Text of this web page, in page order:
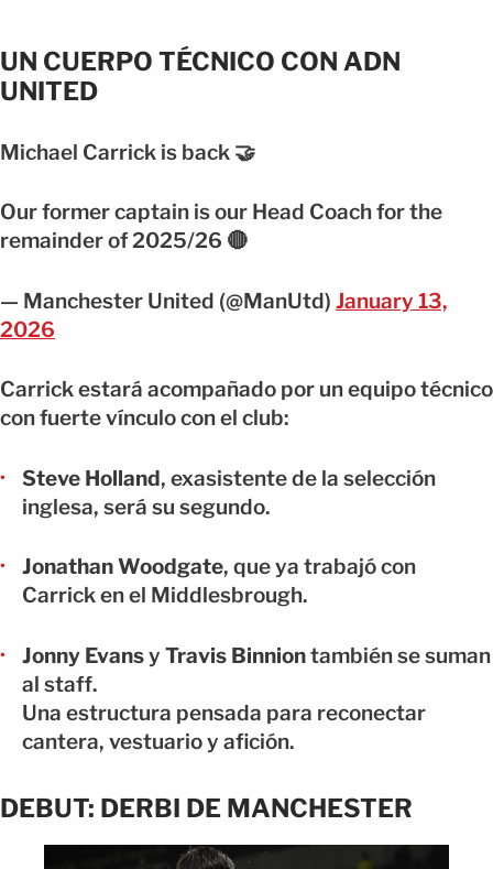
UN CUERPO TÉCNICO CON ADN
UNITED
Michael Carrick is back 🤝
Our former captain is our Head Coach for the
remainder of 2025/26 🔴
— Manchester United (@ManUtd) January 13,
2026
Carrick estará acompañado por un equipo técnico
con fuerte vínculo con el club:
Steve Holland, exasistente de la selección
inglesa, será su segundo.
Jonathan Woodgate, que ya trabajó con
Carrick en el Middlesbrough.
Jonny Evansy Travis Binniontambién se suman
al staff.
Una estructura pensada para reconectar
cantera, vestuario y afición.
DEBUT: DERBI DE MANCHESTER